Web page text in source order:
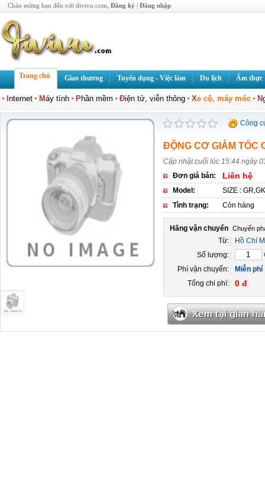
Chào mừng bạn đến với divivu.com, Đăng ký | Đăng nhập
Trang chủ Giao thương Tuyển dụng - Việc làm Du lịch Ẩm thực
nternet Máy tính Phần mềm Điện tử, viễn thông Xe cộ, máy móc N
Công
ĐỘNG CƠ GIẢM TỐC
Cập nhật cuối lúc 15:44 ngày
Đơn giá bán:
Liên hệ
Model:
SIZE :
Tình trạng:
Còn hàng
Hãng vận chuyển
Từ:
Hồ Chí
Số lượng:
Phí vận chuyển:
Miễn phí
Tổng chi phí:
0 đ